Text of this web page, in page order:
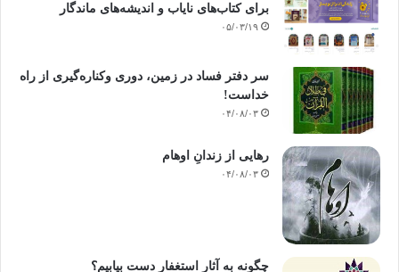
برای کتاب‌های نایاب و اندیشه‌های ماندگار
۰۵/۰۳/۱۹
سر دفتر فساد در زمین‌، دوری وکناره‌گیری از راه
خداست‌!
۰۴/۰۸/۰۳
رهایی از زندانِ اوهام
۰۴/۰۸/۰۳
چگونه به آثار استغفار دست بیابیم؟